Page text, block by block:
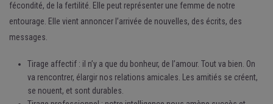
fécondité, de la fertilité. Elle peut représenter une femme de notre
entourage. Elle vient annoncer l’arrivée de nouvelles, des écrits, des
messages.
Tirage affectif : il n’y a que du bonheur, de l’amour. Tout va bien. On
va rencontrer, élargir nos relations amicales. Les amitiés se créent,
se nouent, et sont durables.